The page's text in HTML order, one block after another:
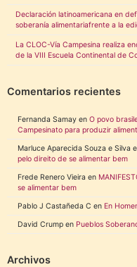
Declaración latinoamericana en
soberanía alimentariafrente a la
La CLOC-Vía Campesina realiza
de la VIII Escuela Continental de
Comentarios recientes
Fernanda Samay en O povo
Campesinato para produzir
Marluce Aparecida Souza e Silva
pelo direito de se alimentar bem
Frede Renero Vieira en
se alimentar bem
Pablo J Castañeda C en En
David Crump en Pueblos
Archivos